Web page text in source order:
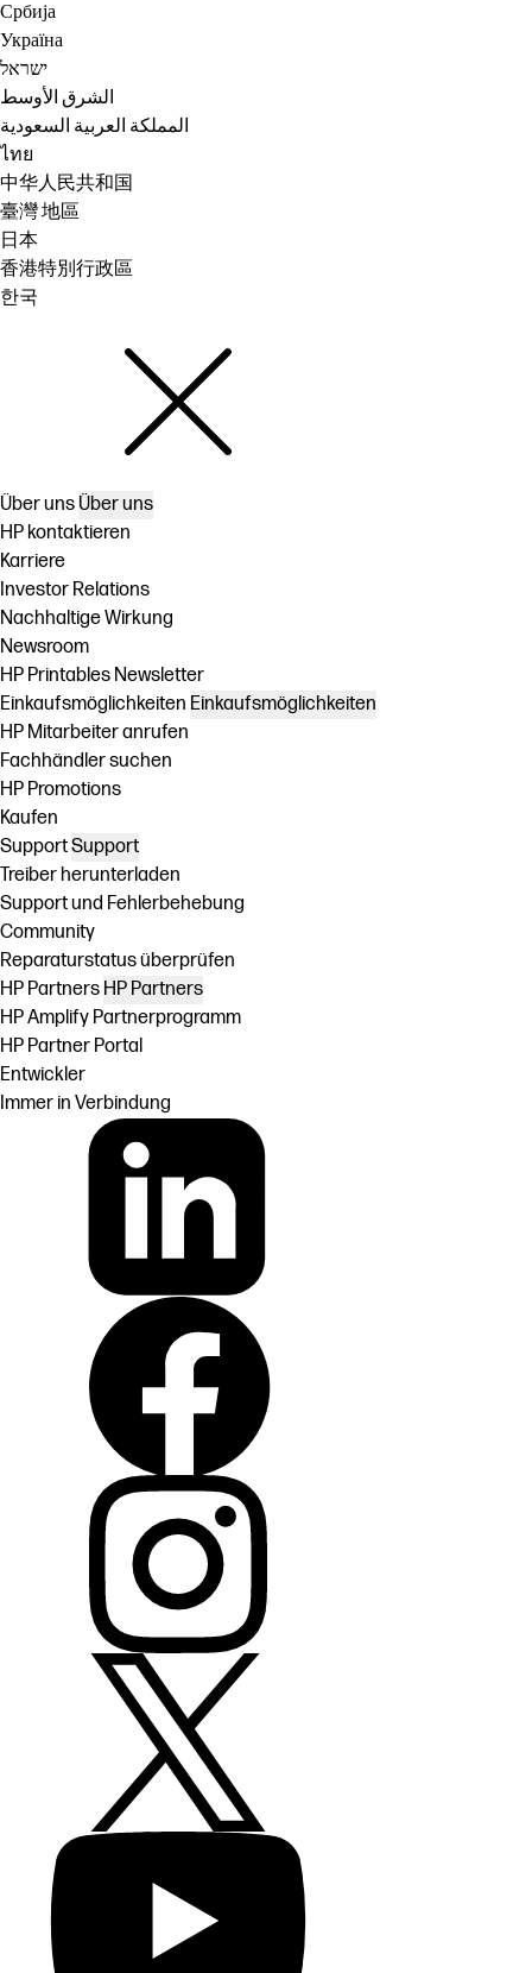
Србија
Україна
ישראל
الشرق الأوسط
المملكة العربية السعودية
ไทย
中华人民共和国
臺灣 地區
日本
香港特別行政區
한국
Über uns Über uns
HP kontaktieren
Karriere
Investor Relations
Nachhaltige Wirkung
Newsroom
HP Printables Newsletter
Einkaufsmöglichkeiten Einkaufsmöglichkeiten
HP Mitarbeiter anrufen
Fachhändler suchen
HP Promotions
Kaufen
SupportSupport
Treiber herunterladen
Support und Fehlerbehebung
Community
Reparaturstatus überprüfen
HP Partners HP Partners
HP Amplify Partnerprogramm
HP Partner Portal
Entwickler
Immer in Verbindung